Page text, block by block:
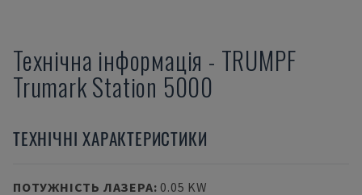
Технічна інформація - TRUMPF
Trumark Station 5000
ТЕХНІЧНІ ХАРАКТЕРИСТИКИ
ПОТУЖНІСТЬ ЛАЗЕРА: 0.05 KW